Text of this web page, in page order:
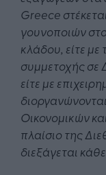
Greece
γουνοποιών
κλάδου, είτε με
συμμετοχής σε
είτε με
Οικονομικών
πλαίσιο της
διεξάγεται